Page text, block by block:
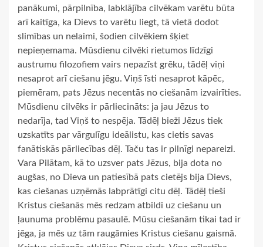
panākumi, pārpilnība, labklājība cilvēkam varētu būta
arī kaitīga, ka Dievs to varētu liegt, tā vietā dodot
slimības un nelaimi, šodien cilvēkiem šķiet
nepieņemama. Mūsdienu cilvēki rietumos līdzīgi
austrumu filozofiem vairs nepazīst grēku, tādēļ viņi
nesaprot arī ciešanu jēgu. Viņš īsti nesaprot kāpēc,
piemēram, pats Jēzus necentās no ciešanām izvairīties.
Mūsdienu cilvēks ir pārliecināts: ja jau Jēzus to
nedarīja, tad Viņš to nespēja. Tādēļ bieži Jēzus tiek
uzskatīts par vārgulīgu ideālistu, kas cietis savas
fanātiskās pārliecības dēļ. Taču tas ir pilnīgi nepareizi.
Vara Pilātam, kā to uzsver pats Jēzus, bija dota no
augšas, no Dieva un patiesībā pats cietējs bija Dievs,
kas ciešanas uzņēmās labprātīgi citu dēļ. Tādēļ tieši
Kristus ciešanās mēs redzam atbildi uz ciešanu un
ļaunuma problēmu pasaulē. Mūsu ciešanām tikai tad ir
jēga, ja mēs uz tām raugāmies Kristus ciešanu gaismā.